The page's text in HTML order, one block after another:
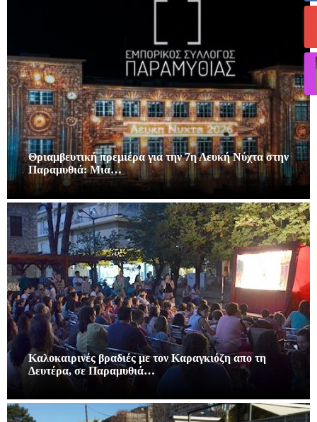
Θριαμβευτική πρεμιέρα για την 7η Λευκή Νύχτα στην
Παραμυθιά: Μια…
Καλοκαιρινές βραδιές με τον Καραγκιόζη απο τη
Δευτέρα, σε Παραμυθιά…